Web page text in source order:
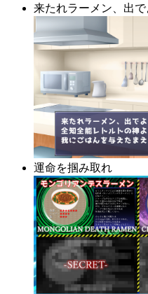
来たれラーメン、出で
運命を掴み取れ